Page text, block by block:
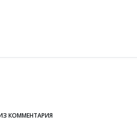
КОММЕНТАРИЯ